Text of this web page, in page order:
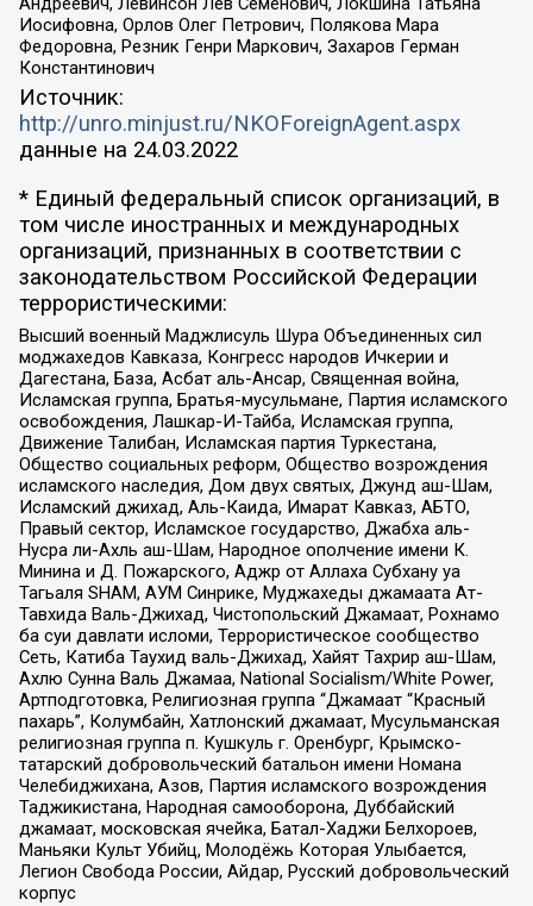
Иосифовна, Орлов Олег Петрович, Полякова Мара
Федоровна, Резник Генри Маркович, Захаров Герман
Константинович
Источник:
http://unro.minjust.ru/NKOForeignAgent.aspx
данные на 24.03.2022
* Единый федеральный список организаций, в
том числе иностранных и международных
организаций, признанных в соответствии с
законодательством Российской Федерации
террористическими:
Высший военный Маджлисуль Шура Объединенных сил
моджахедов Кавказа, Конгресс народов Ичкерии и
Дагестана, База, Асбат аль-Ансар, Священная война,
Исламская группа, Братья-мусульмане, Партия исламского
освобождения, Лашкар-И-Тайба, Исламская группа,
Движение Талибан, Исламская партия Туркестана,
Общество социальных реформ, Общество возрождения
исламского наследия, Дом двух святых, Джунд аш-Шам,
Исламский джихад, Аль-Каида, Имарат Кавказ, АБТО,
Правый сектор, Исламское государство, Джабха аль-
Нусра ли-Ахль аш-Шам, Народное ополчение имени К.
Минина и Д. Пожарского, Аджр от Аллаха Субхану уа
Тагьаля SHAM, АУМ Синрике, Муджахеды джамаата Ат-
Тавхида Валь-Джихад, Чистопольский Джамаат, Рохнамо
ба суи давлати исломи, Террористическое сообщество
Сеть, Катиба Таухид валь-Джихад, Хайят Тахрир аш-Шам,
Ахлю Сунна Валь Джамаа, National Socialism/White Power,
Артподготовка, Религиозная группа “Джамаат “Красный
пахарь”, Колумбайн, Хатлонский джамаат, Мусульманская
религиозная группа п. Кушкуль г. Оренбург, Крымско-
татарский добровольческий батальон имени Номана
Челебиджихана, Азов, Партия исламского возрождения
Таджикистана, Народная самооборона, Дуббайский
джамаат, московская ячейка, Батал-Хаджи Белхороев,
Маньяки Культ Убийц, Молодёжь Которая Улыбается,
Легион Свобода России, Айдар, Русский добровольческий
корпус